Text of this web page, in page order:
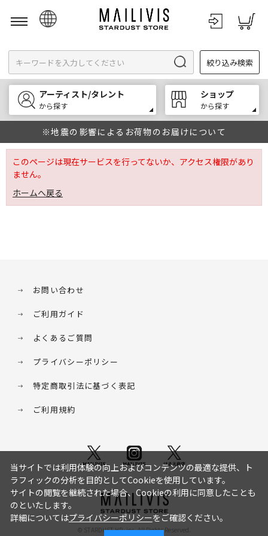
English
한국어
中文
絞り込み検索
アーティスト/タレント
から探す
ショップ
から探す
※地震の影響によるお荷物のお届けについて
このページは現在サービスを行ってないか、アクセス権限があり
ません。
ホームへ戻る
お問い合わせ
ご利用ガイド
よくあるご質問
プライバシーポリシー
特定商取引法に基づく表記
ご利用規約
© STARDUST HD. inc. All Rights Reserved.
当サイトでは利用体験の向上およびコンテンツの最適な提供、ト
ラフィックの分析を目的としてCookieを使用しています。
サイトの閲覧を継続された場合、Cookieの利用に同意したことも
のといたします。
詳細についてはプライバシーポリシーをご確認ください。